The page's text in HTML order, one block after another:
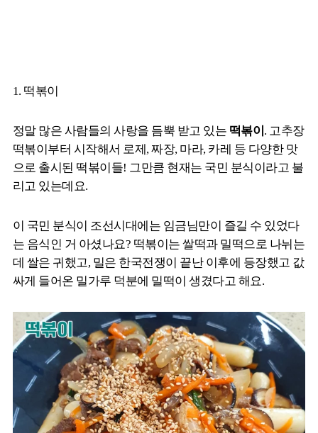
1. 떡볶이
정말 많은 사람들의 사랑을 듬뿍 받고 있는 떡볶이 . 고추장
떡볶이부터 시작해서 로제, 짜장, 마라, 카레 등 다양한 맛
으로 출시된 떡볶이들! 그만큼 현재는 국민 분식이라고 불
리고 있는데요.
이 국민 분식이 조선시대에는 임금님만이 즐길 수 있었다
는 음식인 거 아셨나요? 떡볶이는 쌀떡과 밀떡으로 나뉘는
데 쌀은 귀했고, 밀은 한국전쟁이 끝난 이후에 등장했고 값
싸게 들어온 밀가루 덕분에 밀떡이 생겼다고 해요.